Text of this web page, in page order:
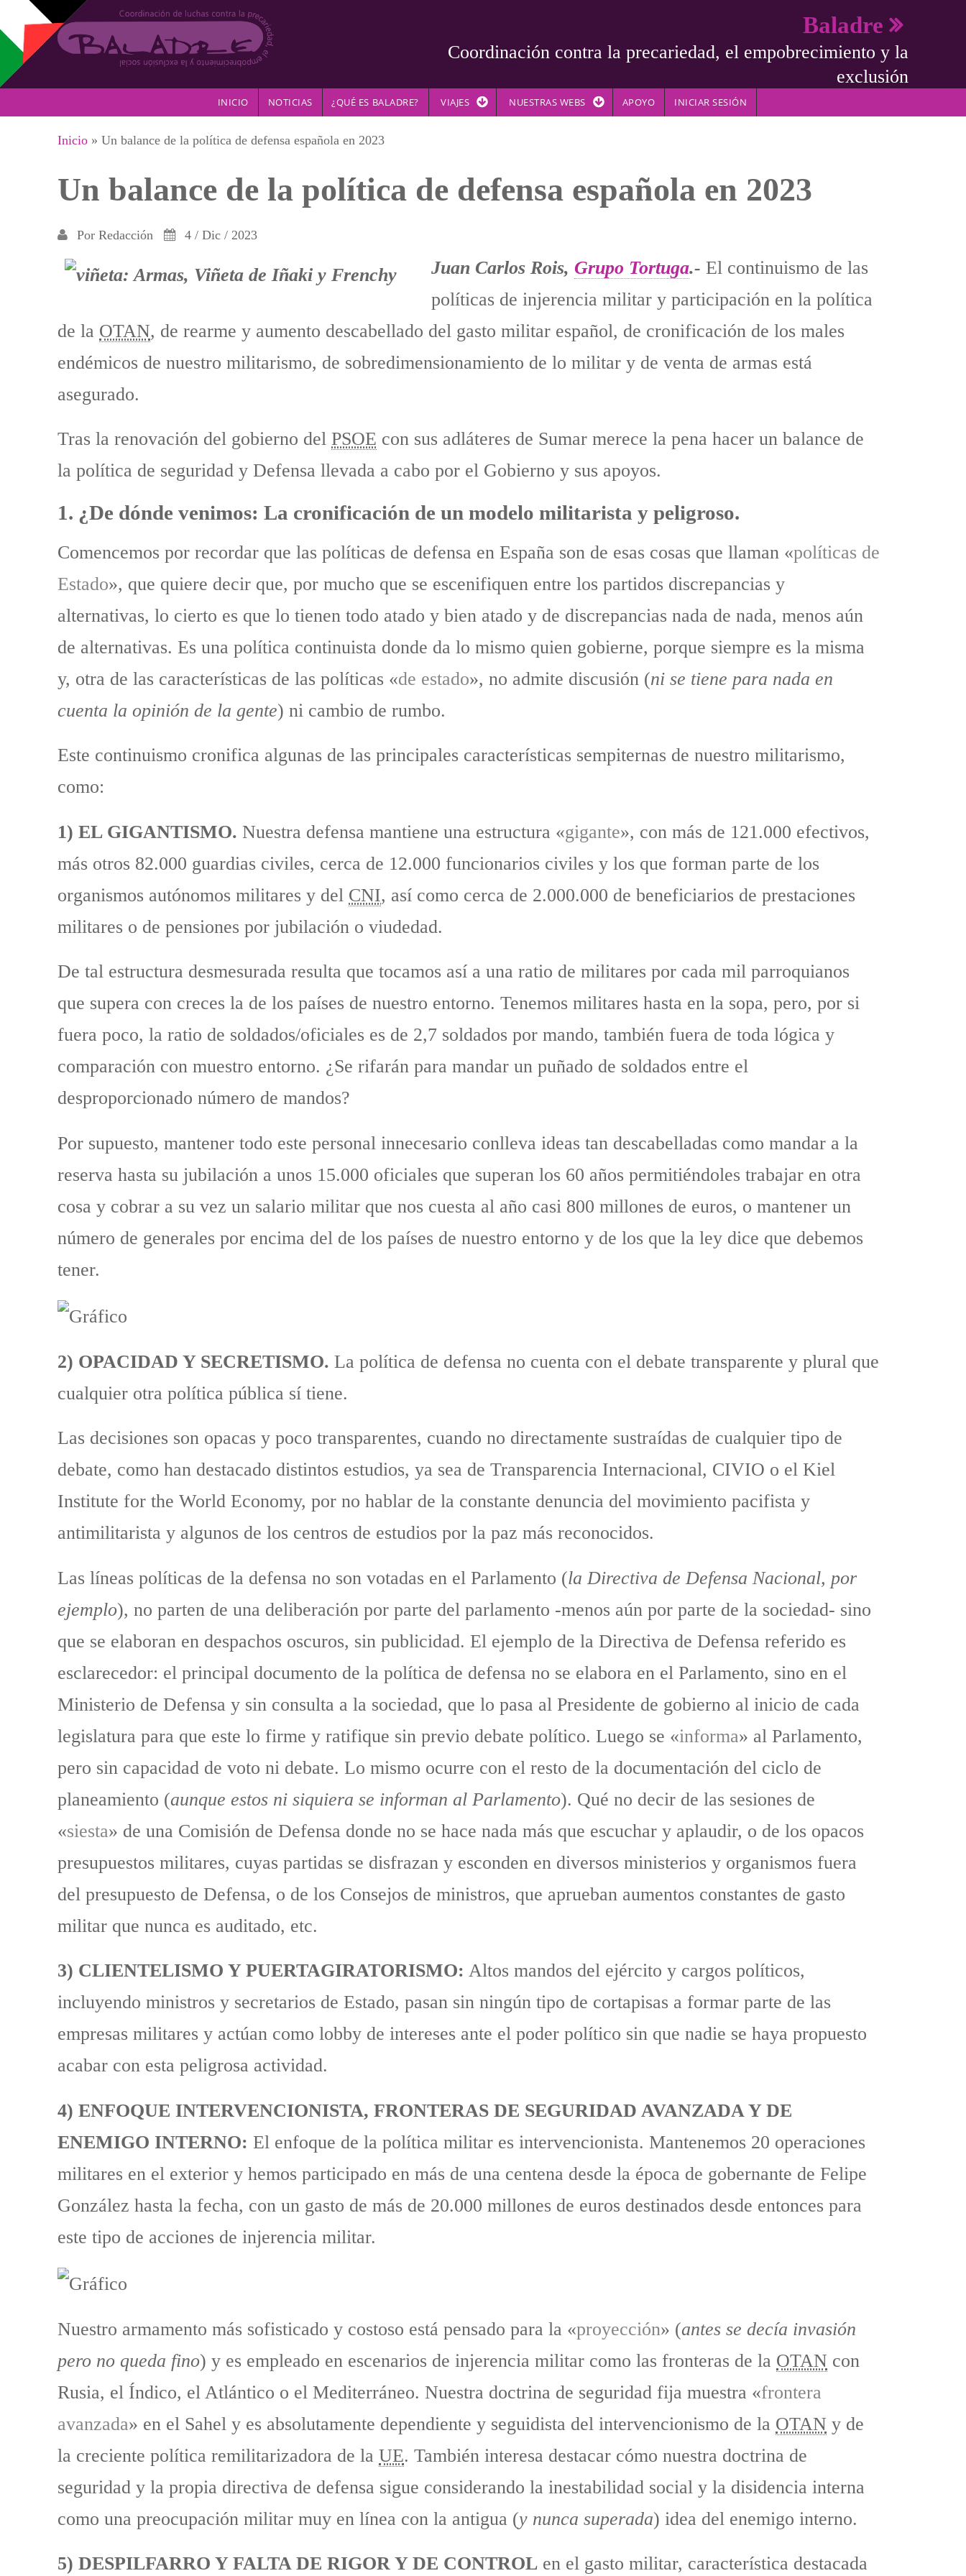
Pasar al contenido principal
Baladre
Coordinación contra la precariedad, el empobrecimiento y la
exclusión
INICIO NOTICIAS ¿QUÉ ES BALADRE? VIAJES NUESTRAS WEBS APOYO INICIAR SESIÓN
Se encuentra usted aquí
Inicio » Un balance de la política de defensa española en 2023
Un balance de la política de defensa española en 2023
Por Redacción 4 / Dic / 2023
Juan Carlos Rois, Grupo Tortuga.- El continuismo de las
políticas de injerencia militar y participación en la política
de la OTAN, de rearme y aumento descabellado del gasto militar español, de cronificación de los males
endémicos de nuestro militarismo, de sobredimensionamiento de lo militar y de venta de armas está
asegurado.
Tras la renovación del gobierno del PSOE con sus adláteres de Sumar merece la pena hacer un balance de
la política de seguridad y Defensa llevada a cabo por el Gobierno y sus apoyos.
1. ¿De dónde venimos: La cronificación de un modelo militarista y peligroso.
Comencemos por recordar que las políticas de defensa en España son de esas cosas que llaman «políticas de
Estado», que quiere decir que, por mucho que se escenifiquen entre los partidos discrepancias y
alternativas, lo cierto es que lo tienen todo atado y bien atado y de discrepancias nada de nada, menos aún
de alternativas. Es una política continuista donde da lo mismo quien gobierne, porque siempre es la misma
y, otra de las características de las políticas «de estado», no admite discusión (ni se tiene para nada en
cuenta la opinión de la gente) ni cambio de rumbo.
Este continuismo cronifica algunas de las principales características sempiternas de nuestro militarismo,
como:
1) EL GIGANTISMO. Nuestra defensa mantiene una estructura «gigante», con más de 121.000 efectivos,
más otros 82.000 guardias civiles, cerca de 12.000 funcionarios civiles y los que forman parte de los
organismos autónomos militares y del CNI, así como cerca de 2.000.000 de beneficiarios de prestaciones
militares o de pensiones por jubilación o viudedad.
De tal estructura desmesurada resulta que tocamos así a una ratio de militares por cada mil parroquianos
que supera con creces la de los países de nuestro entorno. Tenemos militares hasta en la sopa, pero, por si
fuera poco, la ratio de soldados/oficiales es de 2,7 soldados por mando, también fuera de toda lógica y
comparación con muestro entorno. ¿Se rifarán para mandar un puñado de soldados entre el
desproporcionado número de mandos?
Por supuesto, mantener todo este personal innecesario conlleva ideas tan descabelladas como mandar a la
reserva hasta su jubilación a unos 15.000 oficiales que superan los 60 años permitiéndoles trabajar en otra
cosa y cobrar a su vez un salario militar que nos cuesta al año casi 800 millones de euros, o mantener un
número de generales por encima del de los países de nuestro entorno y de los que la ley dice que debemos
tener.
2) OPACIDAD Y SECRETISMO. La política de defensa no cuenta con el debate transparente y plural que
cualquier otra política pública sí tiene.
Las decisiones son opacas y poco transparentes, cuando no directamente sustraídas de cualquier tipo de
debate, como han destacado distintos estudios, ya sea de Transparencia Internacional, CIVIO o el Kiel
Institute for the World Economy, por no hablar de la constante denuncia del movimiento pacifista y
antimilitarista y algunos de los centros de estudios por la paz más reconocidos.
Las líneas políticas de la defensa no son votadas en el Parlamento (la Directiva de Defensa Nacional, por
ejemplo), no parten de una deliberación por parte del parlamento -menos aún por parte de la sociedad- sino
que se elaboran en despachos oscuros, sin publicidad. El ejemplo de la Directiva de Defensa referido es
esclarecedor: el principal documento de la política de defensa no se elabora en el Parlamento, sino en el
Ministerio de Defensa y sin consulta a la sociedad, que lo pasa al Presidente de gobierno al inicio de cada
legislatura para que este lo firme y ratifique sin previo debate político. Luego se «informa» al Parlamento,
pero sin capacidad de voto ni debate. Lo mismo ocurre con el resto de la documentación del ciclo de
planeamiento (aunque estos ni siquiera se informan al Parlamento). Qué no decir de las sesiones de
«siesta» de una Comisión de Defensa donde no se hace nada más que escuchar y aplaudir, o de los opacos
presupuestos militares, cuyas partidas se disfrazan y esconden en diversos ministerios y organismos fuera
del presupuesto de Defensa, o de los Consejos de ministros, que aprueban aumentos constantes de gasto
militar que nunca es auditado, etc.
3) CLIENTELISMO Y PUERTAGIRATORISMO: Altos mandos del ejército y cargos políticos,
incluyendo ministros y secretarios de Estado, pasan sin ningún tipo de cortapisas a formar parte de las
empresas militares y actúan como lobby de intereses ante el poder político sin que nadie se haya propuesto
acabar con esta peligrosa actividad.
4) ENFOQUE INTERVENCIONISTA, FRONTERAS DE SEGURIDAD AVANZADA Y DE
ENEMIGO INTERNO: El enfoque de la política militar es intervencionista. Mantenemos 20 operaciones
militares en el exterior y hemos participado en más de una centena desde la época de gobernante de Felipe
González hasta la fecha, con un gasto de más de 20.000 millones de euros destinados desde entonces para
este tipo de acciones de injerencia militar.
Nuestro armamento más sofisticado y costoso está pensado para la «proyección» (antes se decía invasión
pero no queda fino) y es empleado en escenarios de injerencia militar como las fronteras de la OTAN con
Rusia, el Índico, el Atlántico o el Mediterráneo. Nuestra doctrina de seguridad fija muestra «frontera
avanzada» en el Sahel y es absolutamente dependiente y seguidista del intervencionismo de la OTAN y de
la creciente política remilitarizadora de la UE. También interesa destacar cómo nuestra doctrina de
seguridad y la propia directiva de defensa sigue considerando la inestabilidad social y la disidencia interna
como una preocupación militar muy en línea con la antigua (y nunca superada) idea del enemigo interno.
5) DESPILFARRO Y FALTA DE RIGOR Y DE CONTROL en el gasto militar, característica destacada